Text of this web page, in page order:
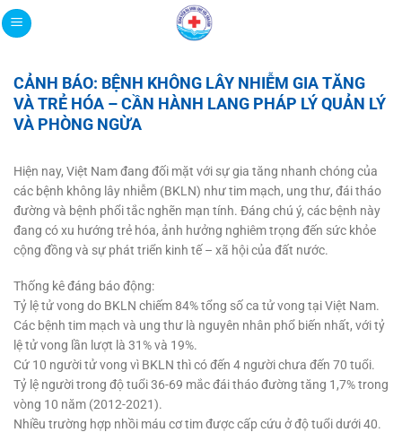
Bỏ
qua
dung
CẢNH BÁO: BỆNH KHÔNG LÂY NHIỄM GIA TĂNG
VÀ TRẺ HÓA – CẦN HÀNH LANG PHÁP LÝ QUẢN LÝ
VÀ PHÒNG NGỪA
Hiện nay, Việt Nam đang đối mặt với sự gia tăng nhanh chóng của
các bệnh không lây nhiễm (BKLN) như tim mạch, ung thư, đái tháo
đường và bệnh phổi tắc nghẽn mạn tính. Đáng chú ý, các bệnh này
đang có xu hướng trẻ hóa, ảnh hưởng nghiêm trọng đến sức khỏe
cộng đồng và sự phát triển kinh tế – xã hội của đất nước.
Thống kê đáng báo động:
Tỷ lệ tử vong do BKLN chiếm 84% tổng số ca tử vong tại Việt Nam.
Các bệnh tim mạch và ung thư là nguyên nhân phổ biến nhất, với tỷ
lệ tử vong lần lượt là 31% và 19%.
Cứ 10 người tử vong vì BKLN thì có đến 4 người chưa đến 70 tuổi.
Tỷ lệ người trong độ tuổi 36-69 mắc đái tháo đường tăng 1,7% trong
vòng 10 năm (2012-2021).
Nhiều trường hợp nhồi máu cơ tim được cấp cứu ở độ tuổi dưới 40.